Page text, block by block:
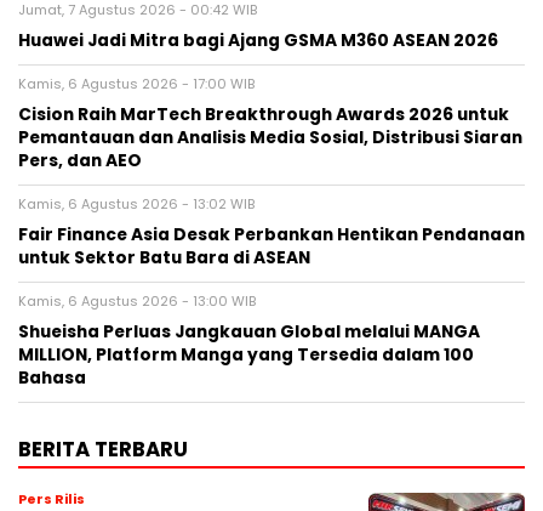
Jumat, 7 Agustus 2026 - 00:42 WIB
Huawei Jadi Mitra bagi Ajang GSMA M360 ASEAN 2026
Kamis, 6 Agustus 2026 - 17:00 WIB
Cision Raih MarTech Breakthrough Awards 2026 untuk
Pemantauan dan Analisis Media Sosial, Distribusi Siaran
Pers, dan AEO
Kamis, 6 Agustus 2026 - 13:02 WIB
Fair Finance Asia Desak Perbankan Hentikan Pendanaan
untuk Sektor Batu Bara di ASEAN
Kamis, 6 Agustus 2026 - 13:00 WIB
Shueisha Perluas Jangkauan Global melalui MANGA
MILLION, Platform Manga yang Tersedia dalam 100
Bahasa
BERITA TERBARU
Pers Rilis